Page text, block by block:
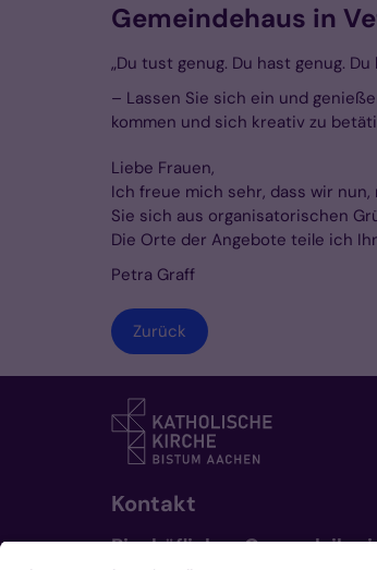
Gemeindehaus in
„Du tust genug. Du hast genug. Du
– Lassen Sie sich ein und
kommen und sich kreativ zu
Liebe Frauen,
Ich freue mich sehr, dass wir
Sie sich aus organisatorischen
Die Orte der Angebote teile ich
Petra Graff
Zurück
Kontakt
Bischöfliches